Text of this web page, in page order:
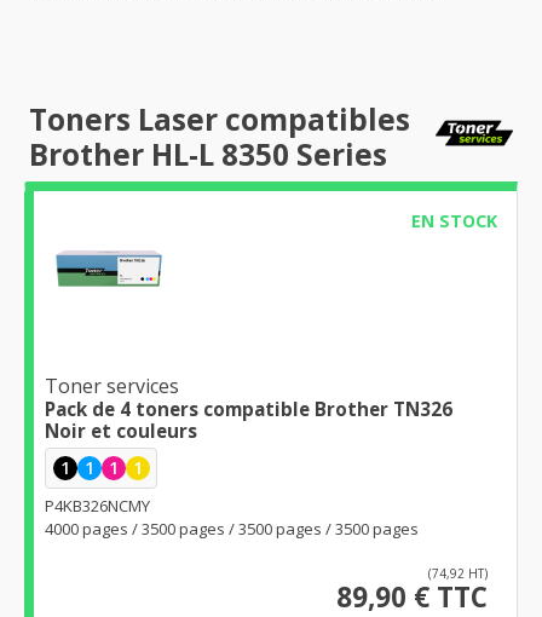
Toners Laser compatibles
Brother HL-L 8350 Series
EN STOCK
Toner services
Pack de 4 toners compatible Brother TN326
Noir et couleurs
1 1 1 1
P4KB326NCMY
4000 pages / 3500 pages / 3500 pages / 3500 pages
(74,92 HT)
89,90 € TTC